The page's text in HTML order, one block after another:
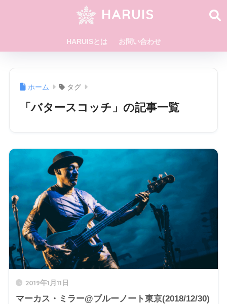
HARUIS
HARUISとは お問い合わせ
ホーム タグ
「バタースコッチ」の記事一覧
2019年1月11日
マーカス・ミラー@ブルーノート東京(2018/12/30)